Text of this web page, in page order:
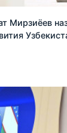
Мирзиёев